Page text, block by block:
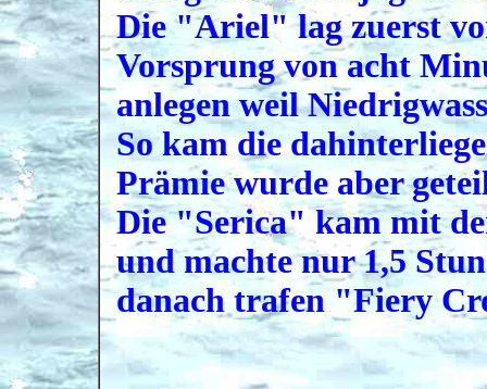
Die "Ariel" lag zuerst
Vorsprung von acht
anlegen weil
So kam die
Prämie wurde aber
Die "Serica" kam mit
und machte nur 1,5
danach trafen "Fiery